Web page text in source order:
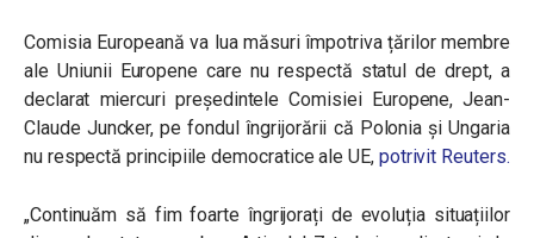
Comisia Europeană va lua măsuri împotriva țărilor membre
ale Uniunii Europene care nu respectă statul de drept, a
declarat miercuri președintele Comisiei Europene, Jean-
Claude Juncker, pe fondul îngrijorării că Polonia și Ungaria
nu respectă principiile democratice ale UE, potrivit Reuters.
„Continuăm să fim foarte îngrijorați de evoluția situațiilor